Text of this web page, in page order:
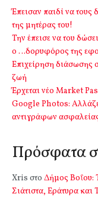
Έπεισαν παιδί να
της μητέρας του!
Την έπεισε να του
ο …δορυφόρος της
Επιχείρηση διάσωσης
ζωή
Έρχεται νέο Market
Google Photos:
αντιγράφων
Πρόσφατα
Xris στο Δήμος Βοΐου:
Σιάτιστα, Εράτυρα